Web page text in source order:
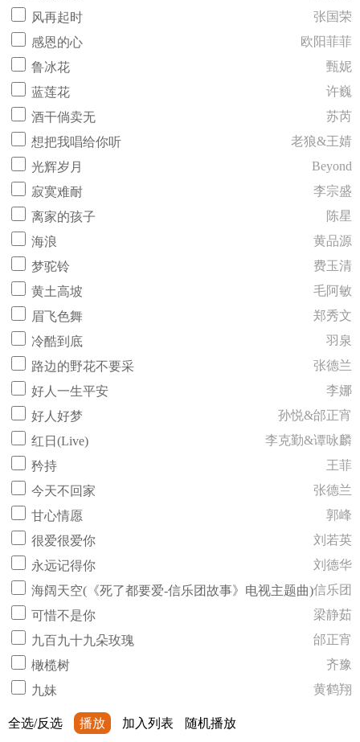
风再起时
张国荣
感恩的心
欧阳菲菲
鲁冰花
甄妮
蓝莲花
许巍
酒干倘卖无
苏芮
想把我唱给你听
老狼&王婧
光辉岁月
Beyond
寂寞难耐
李宗盛
离家的孩子
陈星
海浪
黄品源
梦驼铃
费玉清
黄土高坡
毛阿敏
眉飞色舞
郑秀文
冷酷到底
羽泉
路边的野花不要采
张德兰
好人一生平安
李娜
好人好梦
孙悦&邰正宵
红日(Live)
李克勤&谭咏麟
矜持
王菲
今天不回家
张德兰
甘心情愿
郭峰
很爱很爱你
刘若英
永远记得你
刘德华
海阔天空(《死了都要爱-信乐团故事》电视主题曲)信乐团
可惜不是你
梁静茹
九百九十九朵玫瑰
邰正宵
橄榄树
齐豫
九妹
黄鹤翔
全选/反选 播放 加入列表 随机播放